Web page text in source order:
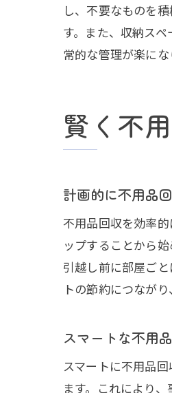
し、不要なものを
す。また、収納ス
常的な管理が楽に
賢く不
計画的に不用品
不用品回収を効率
ップすることから
引越し前に部屋ご
トの節約につなが
スマートな不用
スマートに不用品
ます。これにより